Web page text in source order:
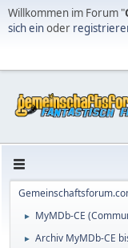
Willkommen im Forum "
sich einoder
► MyMDb-CE
► Archiv MyMDb-CE